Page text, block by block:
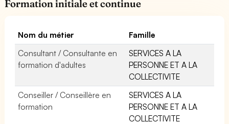
Formation initiale et continue
Nom du métier
Famille
Consultant / Consultante en
formation d'adultes
SERVICES A LA
PERSONNE ET A LA
COLLECTIVITE
Conseiller / Conseillère en
formation
SERVICES A LA
PERSONNE ET A LA
COLLECTIVITE